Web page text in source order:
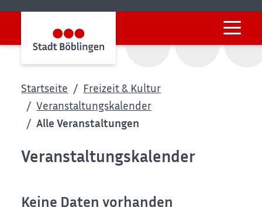
Startseite
Freizeit & Kultur
Veranstaltungskalender
Alle Veranstaltungen
Veranstaltungskalender
Keine Daten vorhanden